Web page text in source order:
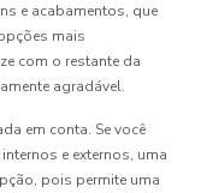
e acabamentos, que
mais
com o restante da
agradável.
em conta. Se você
e externos, uma
pois permite uma